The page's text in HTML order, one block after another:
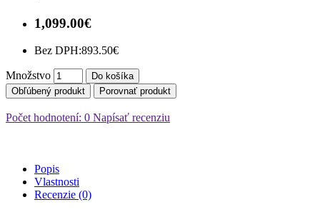
1,099.00€
Bez DPH:893.50€
Množstvo
Do košíka
Obľúbený produkt
Porovnať produkt
Počet hodnotení: 0 Napísať recenziu
Popis
Vlastnosti
Recenzie (0)